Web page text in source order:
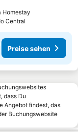
Homestay
Central
Preise sehen
dass Du
Angebot findest, das
Buchungswebsite